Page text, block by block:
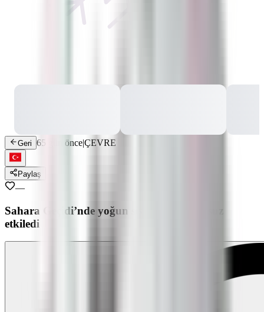
Geri 65 gün önce|ÇEVRE
Paylaş
—
Sahara Geçidi’nde yoğun sis ulaşımı olumsuz
etkiledi